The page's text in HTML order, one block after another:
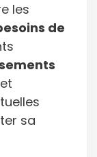
les
de
sa